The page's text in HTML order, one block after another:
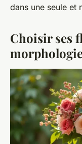
dans une seule et
Choisir ses